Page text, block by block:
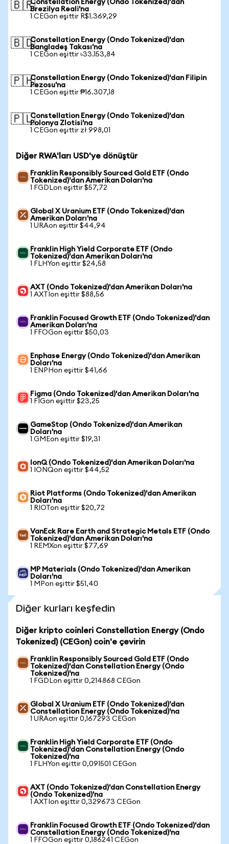
🇧🇷Constellation Energy (Ondo Tokenized)'dan
Brezilya Reali'na
1 CEGon eşittir R$1.369,29
🇧🇩Constellation Energy (Ondo Tokenized)'dan
Bangladeş Takası'na
1 CEGon eşittir ৳33.153,84
🇵🇭Constellation Energy (Ondo Tokenized)'dan Filipin
Pezosu'na
1 CEGon eşittir ₱16.307,18
🇵🇱Constellation Energy (Ondo Tokenized)'dan
Polonya Zlotisi'na
1 CEGon eşittir zł 998,01
Diğer RWA'ları USD'ye dönüştür
Franklin Responsibly Sourced Gold ETF (Ondo
Tokenized)'dan Amerikan Doları'na
1 FGDLon eşittir $57,72
Global X Uranium ETF (Ondo Tokenized)'dan
Amerikan Doları'na
1 URAon eşittir $44,94
Franklin High Yield Corporate ETF (Ondo
Tokenized)'dan Amerikan Doları'na
1 FLHYon eşittir $24,58
AXT (Ondo Tokenized)'dan Amerikan Doları'na
1 AXTIon eşittir $88,56
Franklin Focused Growth ETF (Ondo Tokenized)'dan
Amerikan Doları'na
1 FFOGon eşittir $50,03
Enphase Energy (Ondo Tokenized)'dan Amerikan
Doları'na
1 ENPHon eşittir $41,66
Figma (Ondo Tokenized)'dan Amerikan Doları'na
1 FIGon eşittir $23,25
GameStop (Ondo Tokenized)'dan Amerikan
Doları'na
1 GMEon eşittir $19,31
IonQ (Ondo Tokenized)'dan Amerikan Doları'na
1 IONQon eşittir $44,52
Riot Platforms (Ondo Tokenized)'dan Amerikan
Doları'na
1 RIOTon eşittir $20,72
VanEck Rare Earth and Strategic Metals ETF (Ondo
Tokenized)'dan Amerikan Doları'na
1 REMXon eşittir $77,69
MP Materials (Ondo Tokenized)'dan Amerikan
Doları'na
1 MPon eşittir $51,40
Diğer kurları keşfedin
Diğer kripto coinleri Constellation Energy (Ondo
Tokenized) (CEGon) coin'e çevirin
Franklin Responsibly Sourced Gold ETF (Ondo
Tokenized)'dan Constellation Energy (Ondo
Tokenized)'na
1 FGDLon eşittir 0,214868 CEGon
Global X Uranium ETF (Ondo Tokenized)'dan
Constellation Energy (Ondo Tokenized)'na
1 URAon eşittir 0,167293 CEGon
Franklin High Yield Corporate ETF (Ondo
Tokenized)'dan Constellation Energy (Ondo
Tokenized)'na
1 FLHYon eşittir 0,091501 CEGon
AXT (Ondo Tokenized)'dan Constellation Energy
(Ondo Tokenized)'na
1 AXTIon eşittir 0,329673 CEGon
Franklin Focused Growth ETF (Ondo Tokenized)'dan
Constellation Energy (Ondo Tokenized)'na
1 FFOGon eşittir 0,186241 CEGon